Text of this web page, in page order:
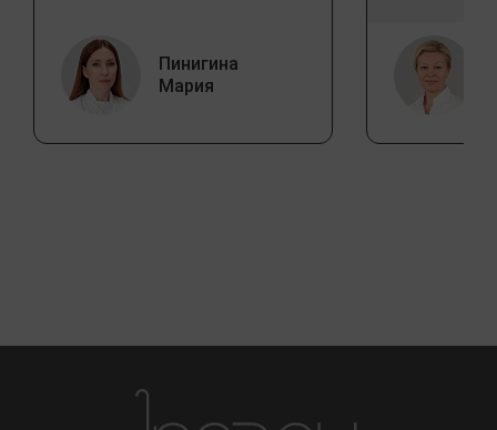
Пинигина
Мария